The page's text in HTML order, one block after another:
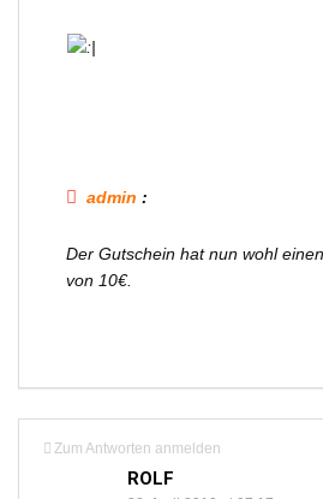
admin :
Der Gutschein hat nun wohl
von 10€.
Zum Antworten anmelden
ROLF